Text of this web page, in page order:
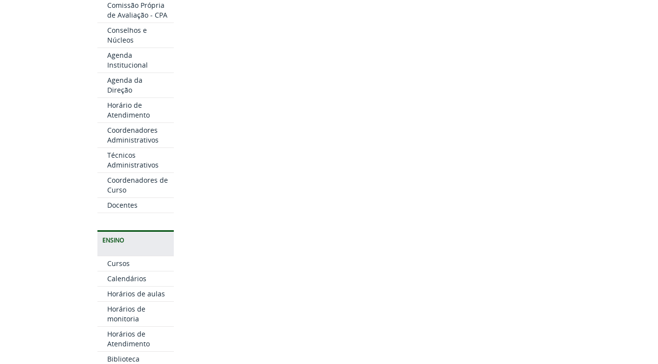
Comissão Própria
de Avaliação - CPA
Conselhos e
Núcleos
Agenda
Institucional
Agenda da
Direção
Horário de
Atendimento
Coordenadores
Administrativos
Técnicos
Administrativos
Coordenadores de
Curso
Docentes
ENSINO
Cursos
Calendários
Horários de aulas
Horários de
monitoria
Horários de
Atendimento
Biblioteca